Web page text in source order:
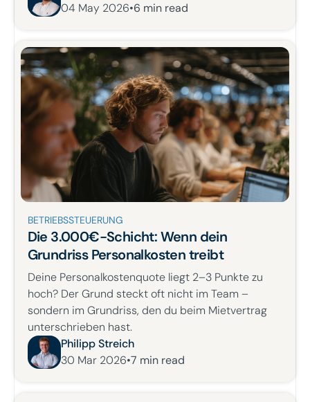
04 May 2026•6 min read
BETRIEBSSTEUERUNG
Die 3.000€-Schicht: Wenn dein
Grundriss Personalkosten treibt
Deine Personalkostenquote liegt 2–3 Punkte zu
hoch? Der Grund steckt oft nicht im Team –
sondern im Grundriss, den du beim Mietvertrag
unterschrieben hast.
Philipp Streich
30 Mar 2026•7 min read